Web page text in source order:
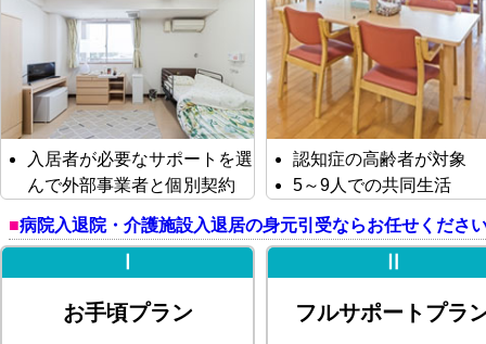
入居者が必要なサポートを選
んで外部事業者と個別契約
認知症の高齢者が対象
5～9人での共同生活
病院入退院・介護施設入退居の身元引受ならお任せくださ
お手頃プラン フルサポートプラ